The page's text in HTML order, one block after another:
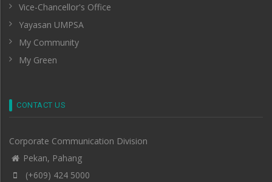
Vice-Chancellor's Office
Yayasan UMPSA
My Community
My Green
CONTACT US
Corporate Communication Division
Pekan, Pahang
(+609) 424 5000